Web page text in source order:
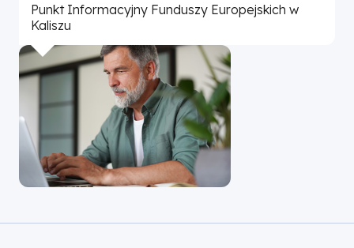
Punkt Informacyjny Funduszy Europejskich w
Kaliszu